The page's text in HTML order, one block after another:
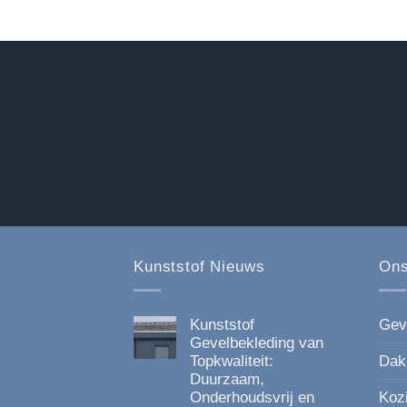
Kunststof Nieuws
Kunststof
Gevelbekleding van
Topkwaliteit:
Duurzaam,
Onderhoudsvrij en